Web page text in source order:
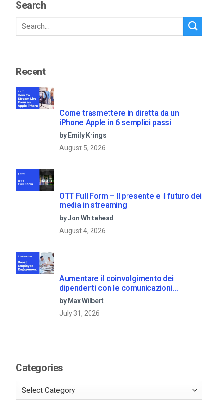
Search
Recent
Come trasmettere in diretta da un
iPhone Apple in 6 semplici passi
by Emily Krings
August 5, 2026
OTT Full Form – Il presente e il futuro dei
media in streaming
by Jon Whitehead
August 4, 2026
Aumentare il coinvolgimento dei
dipendenti con le comunicazioni
aziendali in live streaming
by Max Wilbert
July 31, 2026
Categories